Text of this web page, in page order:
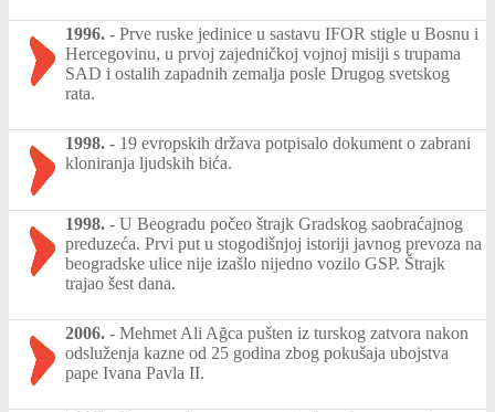
1996. - Prve ruske jedinice u sastavu IFOR stigle u Bosnu i
Hercegovinu, u prvoj zajedničkoj vojnoj misiji s trupama
SAD i ostalih zapadnih zemalja posle Drugog svetskog
rata.
1998. - 19 evropskih država potpisalo dokument o zabrani
kloniranja ljudskih bića.
1998. - U Beogradu počeo štrajk Gradskog saobraćajnog
preduzeća. Prvi put u stogodišnjoj istoriji javnog prevoza na
beogradske ulice nije izašlo nijedno vozilo GSP. Štrajk
trajao šest dana.
2006. - Mehmet Ali Ağca pušten iz turskog zatvora nakon
odsluženja kazne od 25 godina zbog pokušaja ubojstva
pape Ivana Pavla II.